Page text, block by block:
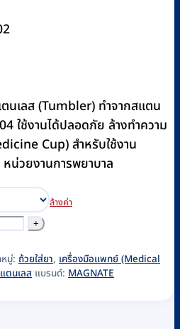
นเลส (Tumbler) ทำจากสแตน
ใช้งานได้ปลอดภัย ล้างทำความ
Cup) สำหรับใช้งาน
น่วยงานการพยาบาล
ล้างค่า
มู่: ถ้วยใส่ยา, เครื่องมือแพทย์ (Medical
ตนเลส แบรนด์: MAGNATE